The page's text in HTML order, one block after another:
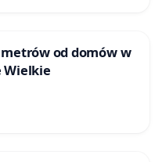
od domów w
Wielkie